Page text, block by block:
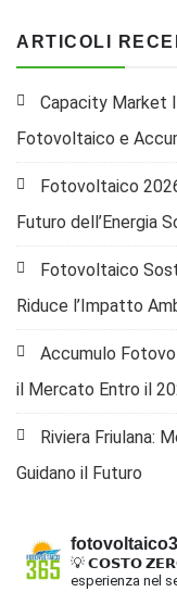
ARTICOLI
Capacity Market
Fotovoltaico e
Fotovoltaico
Futuro dell’Energia
Fotovoltaico
Riduce l’Impatto
Accumulo
il Mercato Entro il
Riviera Friulana:
Guidano il Futuro
💡 𝗖𝗢𝗦𝗧𝗢
esperienza nel